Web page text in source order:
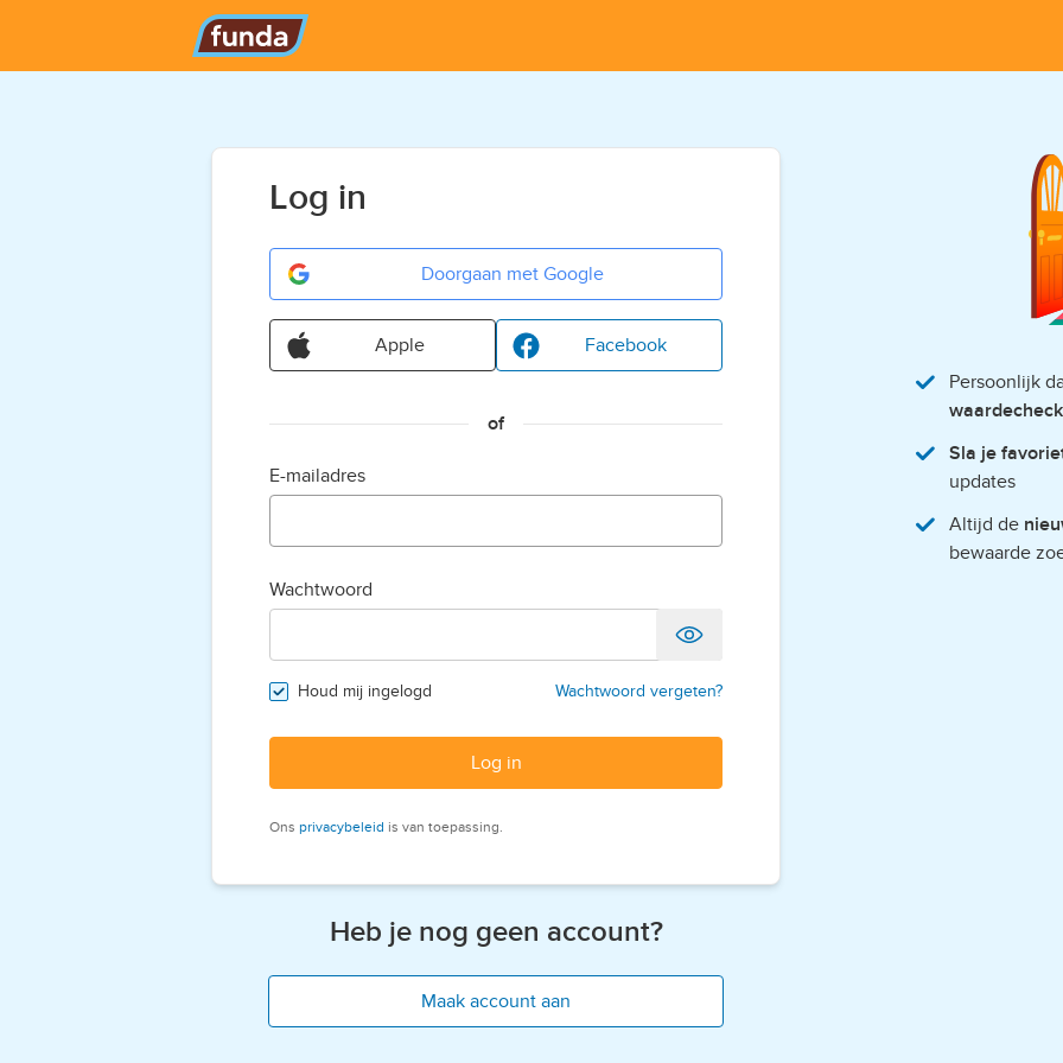
Log in
Doorgaan met Google
Apple Facebook
of
E-mailadres
Wachtwoord
Houd mij ingelogd Wachtwoord vergeten?
Log in
Ons privacybeleid is van toepassing.
Heb je nog geen account?
Maak account aan
Persoonlijk
waardecheck
Sla je
updates
Altijd de
bewaarde